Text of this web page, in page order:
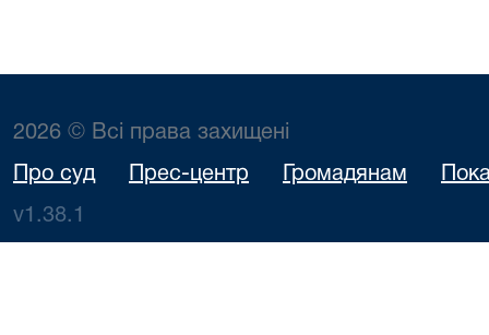
2026 © Всі права захищені
Про суд Прес-центр Громадянам
v1.38.1